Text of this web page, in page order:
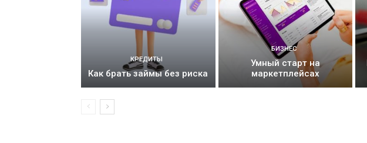
КРЕДИТЫ
Как брать займы без риска
БИЗНЕС
Умный старт на
маркетплейсах